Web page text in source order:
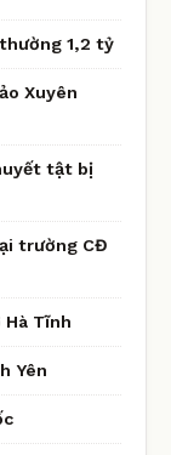
1,2 tỷ
Xuyên
tật bị
trường CĐ
Hà Tĩnh
Yên